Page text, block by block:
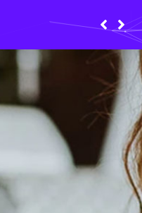
Du 8
les